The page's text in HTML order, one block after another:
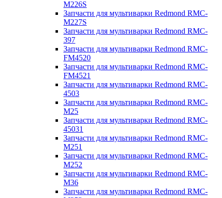
M226S
Запчасти для мультиварки Redmond RMC-
M227S
Запчасти для мультиварки Redmond RMC-
397
Запчасти для мультиварки Redmond RMC-
FM4520
Запчасти для мультиварки Redmond RMC-
FM4521
Запчасти для мультиварки Redmond RMC-
4503
Запчасти для мультиварки Redmond RMC-
M25
Запчасти для мультиварки Redmond RMC-
45031
Запчасти для мультиварки Redmond RMC-
M251
Запчасти для мультиварки Redmond RMC-
M252
Запчасти для мультиварки Redmond RMC-
M36
Запчасти для мультиварки Redmond RMC-